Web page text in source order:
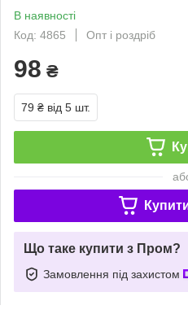
В наявності
Код: 4865
Опт і роздріб
98 ₴
79 ₴ від 5 шт.
Що таке купити з Пром?
Замовлення під захистом